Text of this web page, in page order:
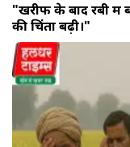
"खरीफ के बाद रबी में
की चिंता बढ़ी।"